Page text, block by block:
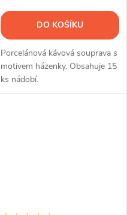
DO KOŠÍKU
Porcelánová kávová souprava s
motivem házenky. Obsahuje 15
ks nádobí.